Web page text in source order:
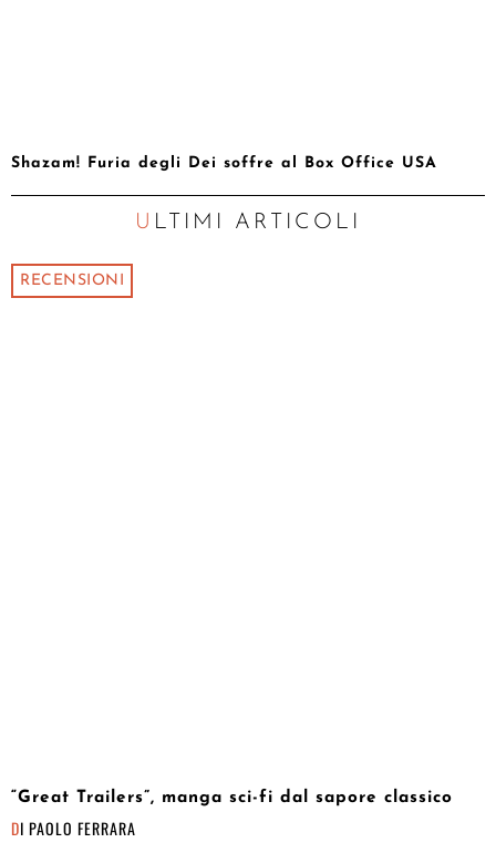
Shazam! Furia degli Dei soffre al Box Office USA
ULTIMI ARTICOLI
RECENSIONI
“Great Trailers”, manga sci-fi dal sapore classico
DI PAOLO FERRARA